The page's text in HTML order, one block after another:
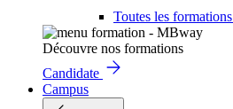
Toutes les formations
Découvre nos formations
Candidate
Campus